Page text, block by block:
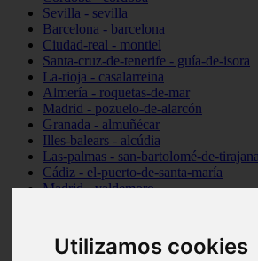
Utilizamos cookies
Sevilla - sevilla
Barcelona - barcelona
Ciudad-real - montiel
Santa-cruz-de-tenerife - guía-de-isora
La-rioja - casalarreina
Almería - roquetas-de-mar
Madrid - pozuelo-de-alarcón
Granada - almuñécar
Illes-balears - alcúdia
Las-palmas - san-bartolomé-de-tirajana
Cádiz - el-puerto-de-santa-maría
Madrid - valdemoro
Cantabria - suances
Sevilla - bormujos